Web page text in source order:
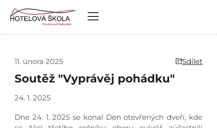
11. února 2025 Sdílet
Soutěž "Vyprávěj pohádku"
24. 1. 2025
Dne 24. 1. 2025 se konal Den otevřených dveří, kde